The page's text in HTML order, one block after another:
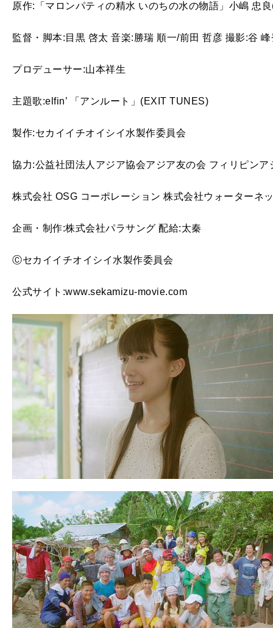
原作:「マロンパティの精水 いのちの水の物語」小嶋 忠
監督・脚本:目黒 啓太 音楽:勝瑞 順一/前田 哲彦 撮影:谷 峰
プロデューサー:山本祥生
主題歌:elfin’ 「アンルート」(EXIT TUNES)
製作:セカイイチオイシイ水製作委員会
協力:公益社団法人アジア協会アジア友の会 フィリピンア
株式会社 OSG コーポレーション 株式会社ウォーターネ
企画・制作:株式会社パラサング 配給:太秦
Ⓒセカイイチオイシイ水製作委員会
公式サイト:www.sekamizu-movie.com